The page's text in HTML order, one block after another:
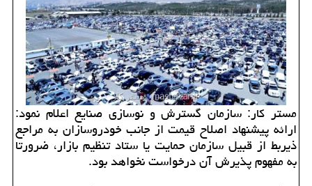
مستر كار: سازمان گسترش و نوسازی صنایع اعلام نمود:
ارائه پیشنهاد اصلاح قیمت از جانب خودروسازان به مراجع
ذیربط از قبیل سازمان حمایت یا ستاد تنظیم بازار، ضرورتا
به مفهوم پذیرش آن درخواست نخواهد بود.